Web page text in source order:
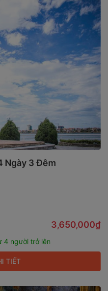
Ngày 3 Đêm
3,650,000₫
4 người trở lên
TIẾT